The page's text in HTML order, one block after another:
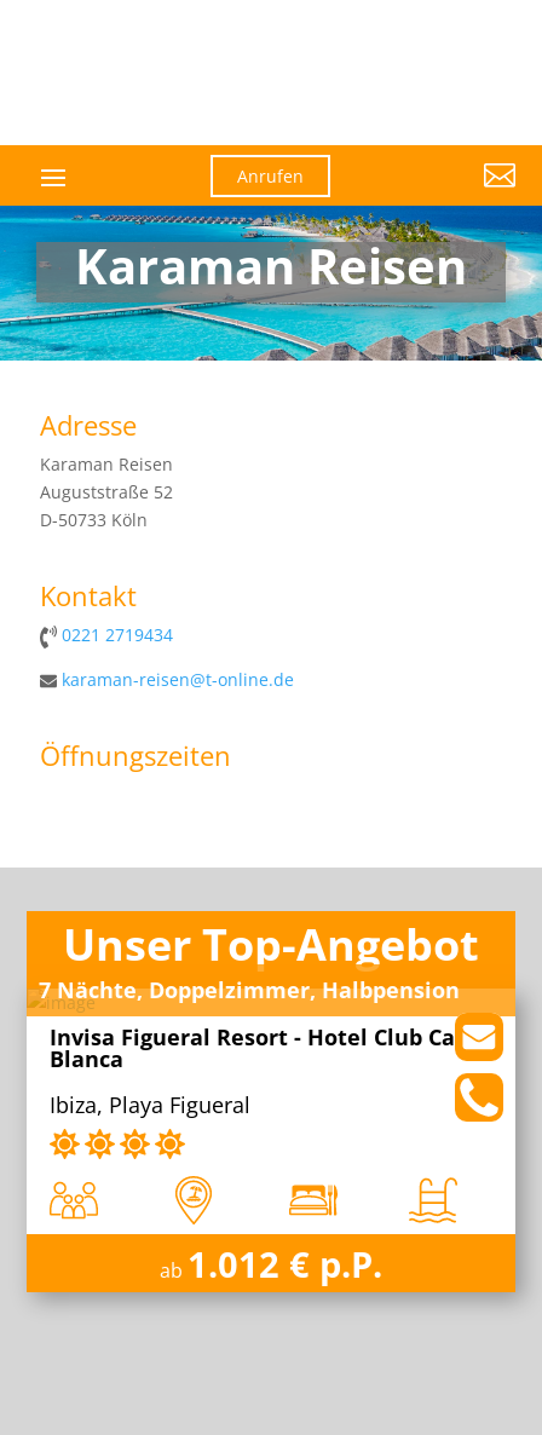
Anrufen 
Karaman Reisen
Adresse
Karaman Reisen
Auguststraße 52
D-50733 Köln
Kontakt
0221 2719434
karaman-reisen@t-online.de
Öffnungszeiten
Unser Top-Angebot
7 Nächte, Doppelzimmer, Halbpension
Invisa Figueral Resort - Hotel Club Cala
Blanca
Ibiza, Playa Figueral
ab 1.012 € p.P.